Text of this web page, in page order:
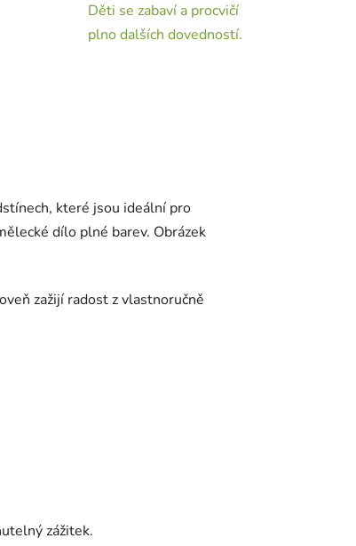
Děti se zabaví a procvičí
plno dalších dovedností.
které jsou ideální pro
dílo plné barev. Obrázek
zažijí radost z vlastnoručně
zážitek.